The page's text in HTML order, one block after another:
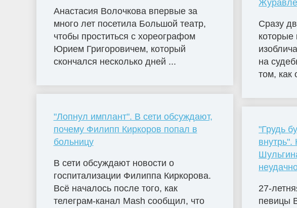
Анастасия Волочкова впервые за
много лет посетила Большой театр,
чтобы проститься с хореографом
Юрием Григоровичем, который
скончался несколько дней ...
"Лопнул имплант". В сети обсуждают,
почему Филипп Киркоров попал в
больницу
В сети обсуждают новости о
госпитализации Филиппа Киркорова.
Всё началось после того, как
телеграм-канал Mash сообщил, что
Сразу
которые
на
том, как
"Грудь
27-
певицы